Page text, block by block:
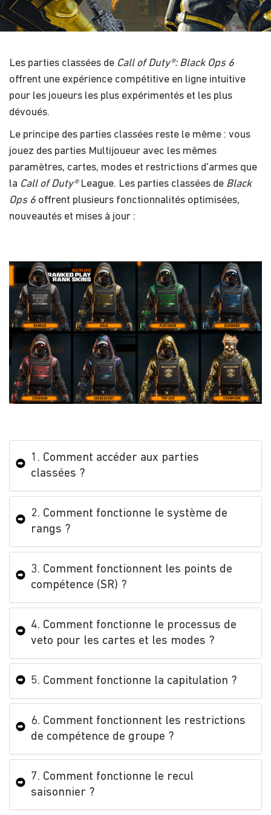
Les parties classées de Call of Duty®: Black Ops 6
offrent une expérience compétitive en ligne intuitive
pour les joueurs les plus expérimentés et les plus
dévoués.
Le principe des parties classées reste le même : vous
jouez des parties Multijoueur avec les mêmes
paramètres, cartes, modes et restrictions d'armes que
la Call of Duty®League. Les parties classées de Black
Ops 6 offrent plusieurs fonctionnalités optimisées,
nouveautés et mises à jour :
1. Comment accéder aux parties
classées ?
2. Comment fonctionne le système de
rangs ?
3. Comment fonctionnent les points de
compétence (SR) ?
4. Comment fonctionne le processus de
veto pour les cartes et les modes ?
5. Comment fonctionne la capitulation ?
6. Comment fonctionnent les restrictions
de compétence de groupe ?
7. Comment fonctionne le recul
saisonnier ?